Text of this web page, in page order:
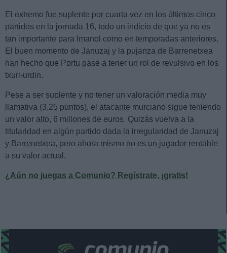
El extremo fue suplente por cuarta vez en los últimos cinco
partidos en la jornada 16, todo un indicio de que ya no es
tan importante para Imanol como en temporadas anteriores.
El buen momento de Januzaj y la pujanza de Barrenetxea
han hecho que Portu pase a tener un rol de revulsivo en los
txuri-urdin.
Pese a ser suplente y no tener un valoración media muy
llamativa (3,25 puntos), el atacante murciano sigue teniendo
un valor alto, 6 millones de euros. Quizás vuelva a la
titularidad en algún partido dada la irregularidad de Januzaj
y Barrenetxea, pero ahora mismo no es un jugador rentable
a su valor actual.
¿Aún no juegas a Comunio? Regístrate, ¡gratis!